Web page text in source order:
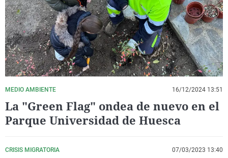
La rosa de los vientos
Gente viajera
Como el perro y el
Caso
Retornados
Equipo de
Operación Viuda
Extremadura
Galicia
La Rioja
Navarra
País Vasco
Virales
Televisión
Elecciones
MEDIO AMBIENTE 16/12/2024 13:51
La "Green Flag" ondea de nuevo en el
Parque Universidad de Huesca
CRISIS MIGRATORIA 07/03/2023 13:40